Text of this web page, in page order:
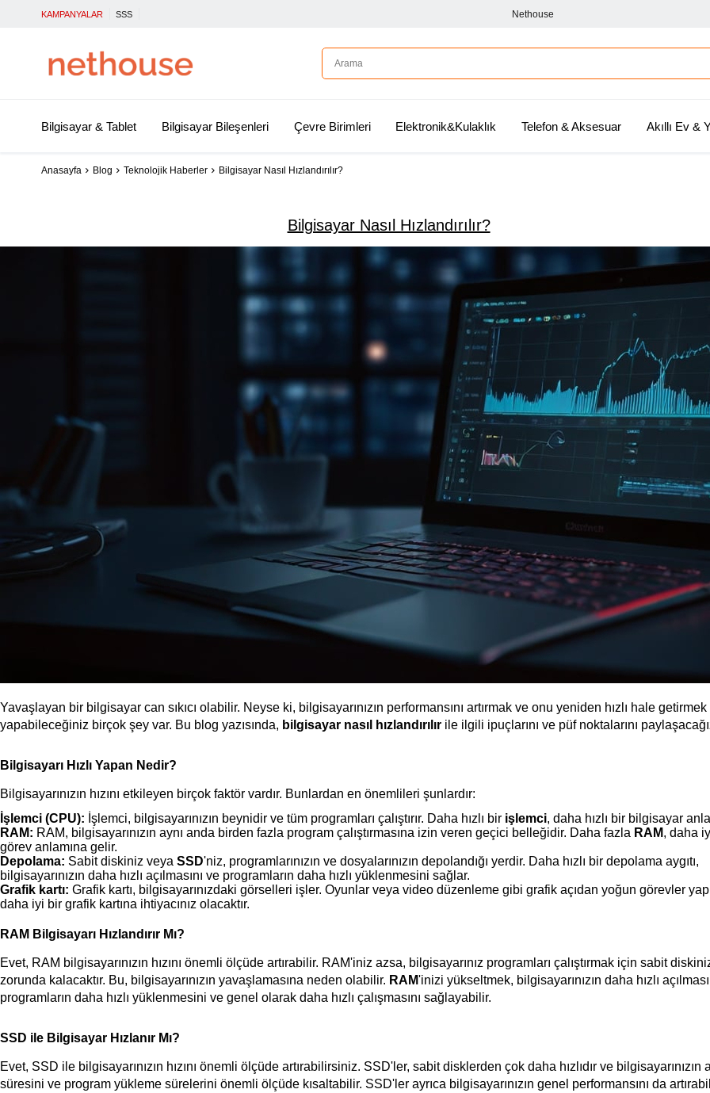
KAMPANYALAR SSS Nethouse
Bilgisayar & Tablet Bilgisayar Bileşenleri Çevre Birimleri Elektronik&Kulaklık Telefon & Aksesuar Akıllı Ev &
Anasayfa Blog Teknolojik Haberler Bilgisayar Nasıl Hızlandırılır?
Bilgisayar Nasıl Hızlandırılır?
Yavaşlayan bir bilgisayar can sıkıcı olabilir. Neyse ki, bilgisayarınızın performansını artırmak ve onu yeniden hızlı hale
yapabileceğiniz birçok şey var. Bu blog yazısında, bilgisayar nasıl hızlandırılır ile ilgili ipuçlarını ve püf noktalarını
Bilgisayarı Hızlı Yapan Nedir?
Bilgisayarınızın hızını etkileyen birçok faktör vardır. Bunlardan en önemlileri şunlardır:
İşlemci (CPU): İşlemci, bilgisayarınızın beynidir ve tüm programları çalıştırır. Daha hızlı bir işlemci, daha hızlı bir bilgisayar
RAM: RAM, bilgisayarınızın aynı anda birden fazla program çalıştırmasına izin veren geçici belleğidir. Daha fazla RAM, daha
görev anlamına gelir.
Depolama: Sabit diskiniz veya SSD'niz, programlarınızın ve dosyalarınızın depolandığı yerdir. Daha hızlı bir depolama aygıtı,
bilgisayarınızın daha hızlı açılmasını ve programların daha hızlı yüklenmesini sağlar.
Grafik kartı: Grafik kartı, bilgisayarınızdaki görselleri işler. Oyunlar veya video düzenleme gibi grafik açıdan yoğun görevler
daha iyi bir grafik kartına ihtiyacınız olacaktır.
RAM Bilgisayarı Hızlandırır Mı?
Evet, RAM bilgisayarınızın hızını önemli ölçüde artırabilir. RAM'iniz azsa, bilgisayarınız programları çalıştırmak için sabit
zorunda kalacaktır. Bu, bilgisayarınızın yavaşlamasına neden olabilir. RAM'inizi yükseltmek, bilgisayarınızın daha hızlı
programların daha hızlı yüklenmesini ve genel olarak daha hızlı çalışmasını sağlayabilir.
SSD ile Bilgisayar Hızlanır Mı?
Evet, SSD ile bilgisayarınızın hızını önemli ölçüde artırabilirsiniz. SSD'ler, sabit disklerden çok daha hızlıdır ve bilgisayarınızın
süresini ve program yükleme sürelerini önemli ölçüde kısaltabilir. SSD'ler ayrıca bilgisayarınızın genel performansını da